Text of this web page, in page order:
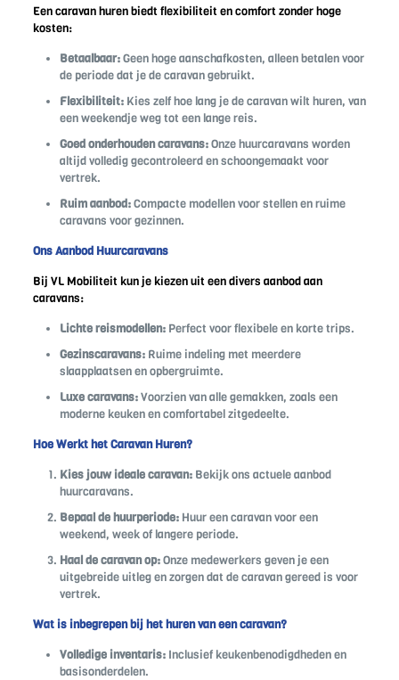
Een caravan huren biedt flexibiliteit en comfort zonder hoge
kosten:
Betaalbaar:Geen hoge aanschafkosten, alleen betalen voor
de periode dat je de caravan gebruikt.
Flexibiliteit:Kies zelf hoe lang je de caravan wilt huren, van
een weekendje weg tot een lange reis.
Goed onderhouden caravans:Onze huurcaravans worden
altijd volledig gecontroleerd en schoongemaakt voor
vertrek.
Ruim aanbod:Compacte modellen voor stellen en ruime
caravans voor gezinnen.
Ons Aanbod Huurcaravans
Bij VL Mobiliteit kun je kiezen uit een divers aanbod aan
caravans:
Lichte reismodellen:Perfect voor flexibele en korte trips.
Gezinscaravans:Ruime indeling met meerdere
slaapplaatsen en opbergruimte.
Luxe caravans:Voorzien van alle gemakken, zoals een
moderne keuken en comfortabel zitgedeelte.
Hoe Werkt het Caravan Huren?
Kies jouw ideale caravan:Bekijk ons actuele aanbod
huurcaravans.
Bepaal de huurperiode:Huur een caravan voor een
weekend, week of langere periode.
Haal de caravan op:Onze medewerkers geven je een
uitgebreide uitleg en zorgen dat de caravan gereed is voor
vertrek.
Wat is inbegrepen bij het huren van een caravan?
Volledige inventaris:Inclusief keukenbenodigdheden en
basisonderdelen.